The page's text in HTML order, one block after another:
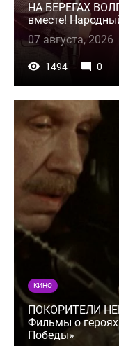
НА БЕРЕГАХ
вместе!
07 августа, 2026
1494 0
КИНО
ПОКОРИТЕЛИ
Фильмы о
Победы»